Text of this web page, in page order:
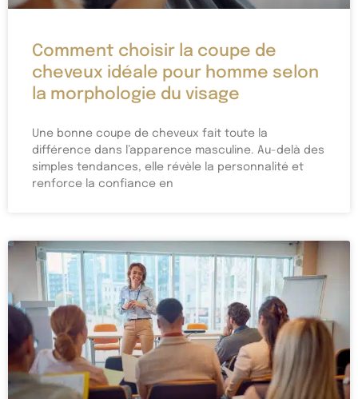
Comment choisir la coupe de
cheveux idéale pour homme selon
la morphologie du visage
Une bonne coupe de cheveux fait toute la
différence dans l’apparence masculine. Au-delà des
simples tendances, elle révèle la personnalité et
renforce la confiance en